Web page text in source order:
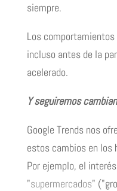
siempre.
Los comportamientos
incluso antes de la
acelerado.
Y seguiremos
Google Trends nos
estos cambios en los
Por ejemplo, el
"supermercados"